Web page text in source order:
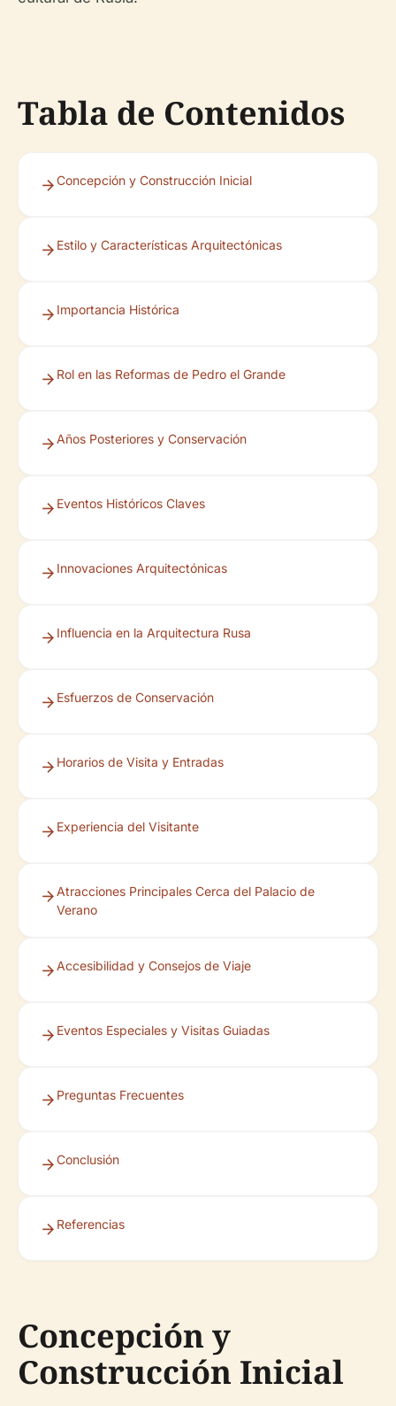
Tabla de Contenidos
Concepción y Construcción Inicial
Estilo y Características Arquitectónicas
Importancia Histórica
Rol en las Reformas de Pedro el Grande
Años Posteriores y Conservación
Eventos Históricos Claves
Innovaciones Arquitectónicas
Influencia en la Arquitectura Rusa
Esfuerzos de Conservación
Horarios de Visita y Entradas
Experiencia del Visitante
Atracciones Principales Cerca del Palacio de
Verano
Accesibilidad y Consejos de Viaje
Eventos Especiales y Visitas Guiadas
Preguntas Frecuentes
Conclusión
Referencias
Concepción y
Construcción Inicial